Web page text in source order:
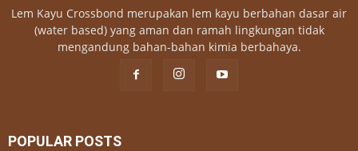
Lem Kayu Crossbond merupakan lem kayu berbahan dasar air
(water based) yang aman dan ramah lingkungan tidak
mengandung bahan-bahan kimia berbahaya.
POPULAR POSTS